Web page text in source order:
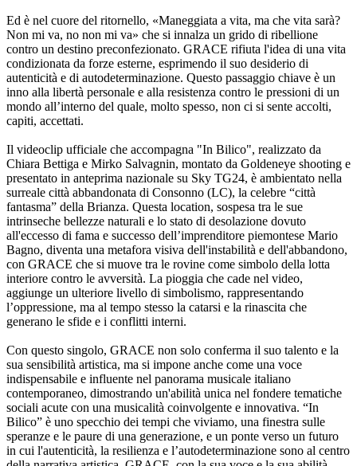
Ed è nel cuore del ritornello, «Maneggiata a vita, ma che vita sarà?
Non mi va, no non mi va» che si innalza un grido di ribellione
contro un destino preconfezionato. GRACE rifiuta l'idea di una vita
condizionata da forze esterne, esprimendo il suo desiderio di
autenticità e di autodeterminazione. Questo passaggio chiave è un
inno alla libertà personale e alla resistenza contro le pressioni di un
mondo all’interno del quale, molto spesso, non ci si sente accolti,
capiti, accettati.
Il videoclip ufficiale che accompagna "In Bilico", realizzato da
Chiara Bettiga e Mirko Salvagnin, montato da Goldeneye shooting e
presentato in anteprima nazionale su Sky TG24, è ambientato nella
surreale città abbandonata di Consonno (LC), la celebre “città
fantasma” della Brianza. Questa location, sospesa tra le sue
intrinseche bellezze naturali e lo stato di desolazione dovuto
all'eccesso di fama e successo dell’imprenditore piemontese Mario
Bagno, diventa una metafora visiva dell'instabilità e dell'abbandono,
con GRACE che si muove tra le rovine come simbolo della lotta
interiore contro le avversità. La pioggia che cade nel video,
aggiunge un ulteriore livello di simbolismo, rappresentando
l’oppressione, ma al tempo stesso la catarsi e la rinascita che
generano le sfide e i conflitti interni.
Con questo singolo, GRACE non solo conferma il suo talento e la
sua sensibilità artistica, ma si impone anche come una voce
indispensabile e influente nel panorama musicale italiano
contemporaneo, dimostrando un'abilità unica nel fondere tematiche
sociali acute con una musicalità coinvolgente e innovativa. “In
Bilico” è uno specchio dei tempi che viviamo, una finestra sulle
speranze e le paure di una generazione, e un ponte verso un futuro
in cui l'autenticità, la resilienza e l’autodeterminazione sono al centro